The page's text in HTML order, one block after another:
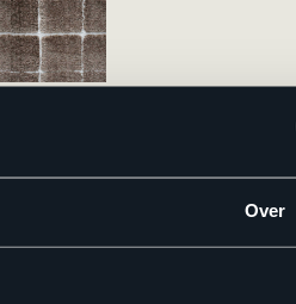
Over